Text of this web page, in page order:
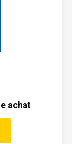
achat